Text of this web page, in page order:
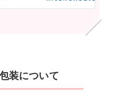
装について